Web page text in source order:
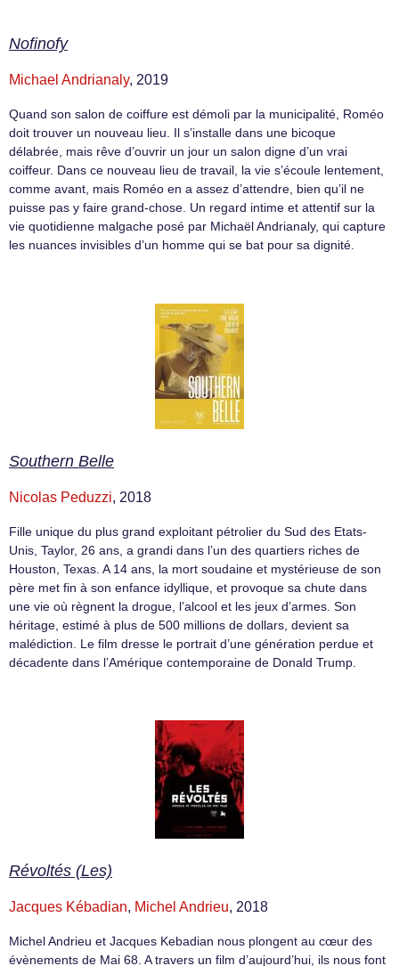
Nofinofy
Michael Andrianaly, 2019
Quand son salon de coiffure est démoli par la municipalité, Roméo
doit trouver un nouveau lieu. Il s’installe dans une bicoque
délabrée, mais rêve d’ouvrir un jour un salon digne d’un vrai
coiffeur. Dans ce nouveau lieu de travail, la vie s’écoule lentement,
comme avant, mais Roméo en a assez d’attendre, bien qu’il ne
puisse pas y faire grand-chose. Un regard intime et attentif sur la
vie quotidienne malgache posé par Michaël Andrianaly, qui capture
les nuances invisibles d’un homme qui se bat pour sa dignité.
Southern Belle
Nicolas Peduzzi, 2018
Fille unique du plus grand exploitant pétrolier du Sud des Etats-
Unis, Taylor, 26 ans, a grandi dans l’un des quartiers riches de
Houston, Texas. A 14 ans, la mort soudaine et mystérieuse de son
père met fin à son enfance idyllique, et provoque sa chute dans
une vie où règnent la drogue, l’alcool et les jeux d’armes. Son
héritage, estimé à plus de 500 millions de dollars, devient sa
malédiction. Le film dresse le portrait d’une génération perdue et
décadente dans l’Amérique contemporaine de Donald Trump.
Révoltés (Les)
Jacques Kébadian, Michel Andrieu, 2018
Michel Andrieu et Jacques Kebadian nous plongent au cœur des
évènements de Mai 68. A travers un film d’aujourd’hui, ils nous font